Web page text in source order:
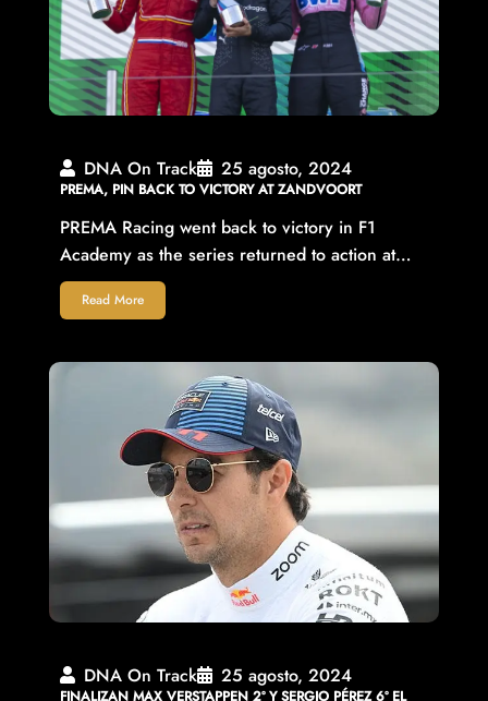
DNA On Track 25 agosto, 2024
PREMA, PIN BACK TO VICTORY AT ZANDVOORT
PREMA Racing went back to victory in F1
Academy as the series returned to action at…
Read More
DNA On Track 25 agosto, 2024
FINALIZAN MAX VERSTAPPEN 2º Y SERGIO PÉREZ 6º EL